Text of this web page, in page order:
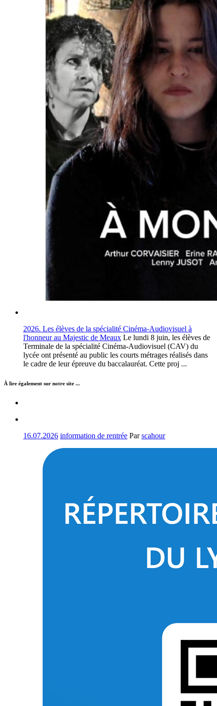
2026. Les élèves de la spécialité Cinéma-Audiovisuel à
l'honneur au Majestic de Meaux Le lundi 8 juin, les élèves de
Terminale de la spécialité Cinéma-Audiovisuel (CAV) du
lycée ont présenté au public les courts métrages réalisés dans
le cadre de leur épreuve du baccalauréat. Cette proj ...
À lire également sur notre site ...
16.07.2026 information de rentrée Parscahour